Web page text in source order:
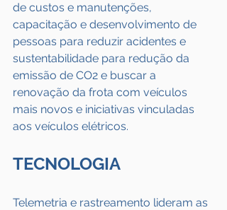
de custos e manutenções,
capacitação e desenvolvimento de
pessoas para reduzir acidentes e
sustentabilidade para redução da
emissão de CO2 e buscar a
renovação da frota com veículos
mais novos e iniciativas vinculadas
aos veículos elétricos.
TECNOLOGIA
Telemetria e rastreamento lideram as